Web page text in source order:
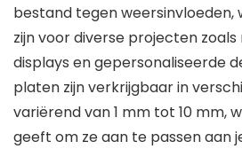
bestand tegen
zijn voor diverse projecten
displays en gepersonaliseerde
platen zijn verkrijgbaar in
variërend van 1 mm tot 10 mm,
geeft om ze aan te passen aan